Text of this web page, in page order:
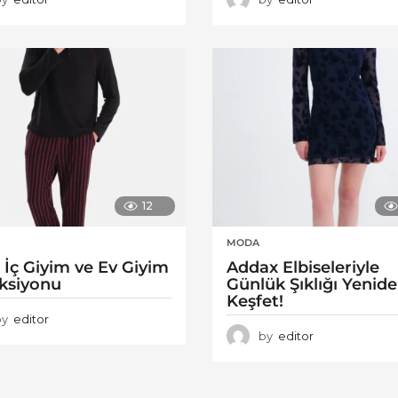
12
İç Giyim ve Ev Giyim
editor
MODA
Addax Elbiseleriyle
Günlük Şıklığı
Keşfet!
by editor